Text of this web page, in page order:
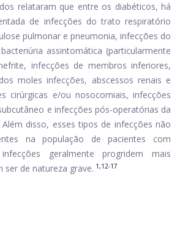
relataram que entre os diabéticos, há
de infecções do trato respiratório
pulmonar e pneumonia, infecções do
assintomática (particularmente
infecções de membros inferiores,
moles infecções, abscessos renais e
cirúrgicas e/ou nosocomiais, infecções
e infecções pós-operatórias da
Além disso, esses tipos de infecções não
na população de pacientes com
geralmente progridem mais
ser de natureza grave. 1,12-17